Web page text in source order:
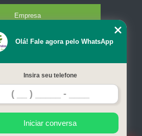
Empresa
Missão
Serviços
Contato
Mapa do site
Olá! Fale agora pelo WhatsApp
Insira seu telefone
Iniciar conversa